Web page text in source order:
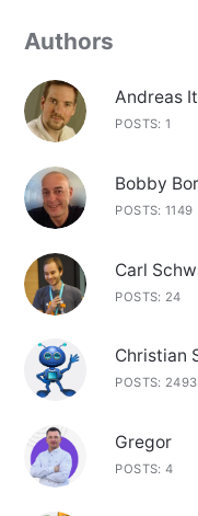
Authors
Andreas
POSTS: 1
Bobby
POSTS: 1149
Carl
POSTS: 24
Christian
POSTS: 2493
Gregor
POSTS: 4